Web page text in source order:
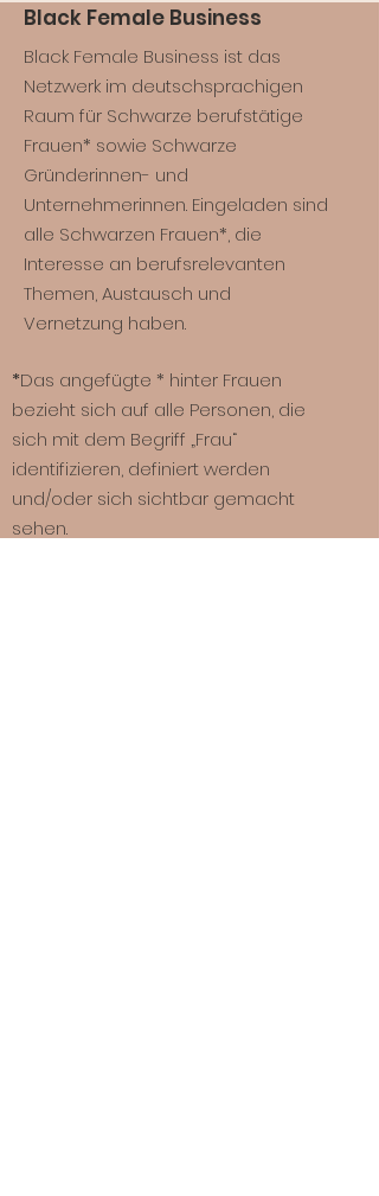
Black Female Business
Black Female Business ist das
Netzwerk im deutschsprachigen
Raum für Schwarze berufstätige
Frauen* sowie Schwarze
Gründerinnen- und
Unternehmerinnen. Eingeladen sind
alle Schwarzen Frauen*, die
Interesse an berufsrelevanten
Themen, Austausch und
Vernetzung haben.
*Das angefügte * hinter Frauen
bezieht sich auf alle Personen, die
sich mit dem Begriff „Frau“
identifizieren, definiert werden
und/oder sich sichtbar gemacht
sehen.